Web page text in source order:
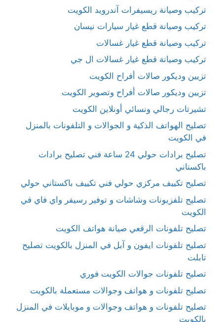
تركيب وصيانة ريسيفرات آندرويد الكويت
تركيب وصيانة قطع غيار سيارات نيسان
تركيب وصيانة قطع غيار غسالات
تركيب وصيانة قطع غيار غسالات ال جي
تزيين وديكور صالات أفراح الكويت
تزيين وديكور صالات أفراح وتصوير الكويت
تشيرتات رجالي ونسائي أونلاين الكويت
تصليح الهواتف الذكية و الجوالات و التلفونات بالمنزل
في الكويت
تصليح برادات حولي 24 ساعة فني تصليح برادات
باكستاني
تصليح تكييف مركزي حولي فني تكييف باكستاني حولي
تصليح تلفزيونات وشاشات و توفير رسيفر واي فاي في
الكويت
تصليح تلفونات الرقعي صيانة هواتف الكويت
تصليح تلفونات ايفون و آبل في المنزل بالكويت تصليح
تابلت
تصليح تلفونات جوالات الكويت فوري
تصليح تلفونات و هواتف وجوالات مستعملة بالكويت
تصليح تلفونات و هواتف وجوالات و موبايلات في المنزل
بالكويت